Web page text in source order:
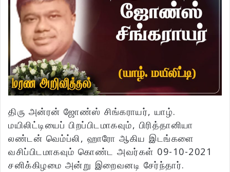
திரு அன்ரன் ஜோண்ஸ் சிங்கராயர், யாழ்.
மயிலிட்டியைப் பிறப்பிடமாகவும், பிரித்தானியா
லண்டன் வெம்ப்லி, ஹாரோ ஆகிய இடங்களை
வசிப்பிடமாகவும் கொண்ட அவர்கள் 09-10-2021
சனிக்கிழமை அன்று இறைவனடி சேர்ந்தார்.